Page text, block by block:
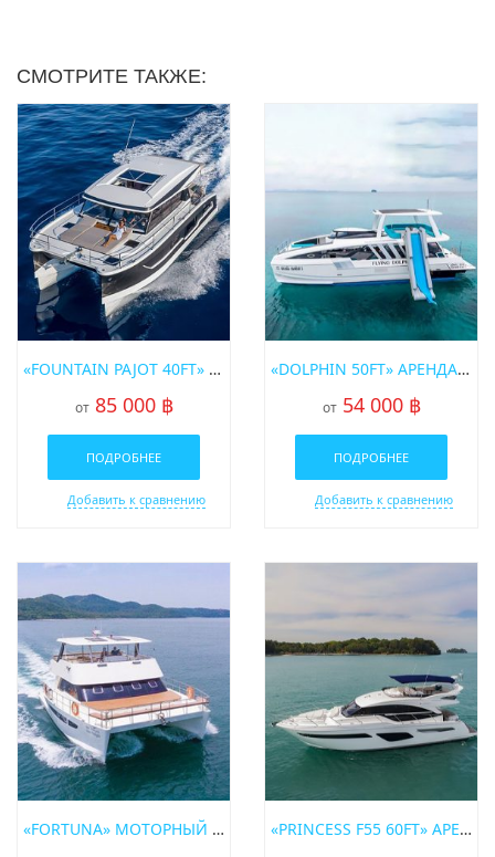
СМОТРИТЕ ТАКЖЕ:
«FOUNTAIN PAJOT 40FT» АРЕНДА МОТОРНОГО КАТАМАРАНА НА ПХУКЕТЕ
от 85 000 ฿
ПОДРОБНЕЕ
Добавить к сравнению
«DOLPHIN 50FT» АРЕНДА МОТОРНОГО КАТАМАРАНА НА ПХУКЕТЕ
от 54 000 ฿
ПОДРОБНЕЕ
Добавить к сравнению
«FORTUNA» МОТОРНЫЙ КАТАМАРАН «PRINCESS F55 60FT» АРЕНДА МОТОРНОЙ ЯХТЫ НА ПХУКЕТЕ